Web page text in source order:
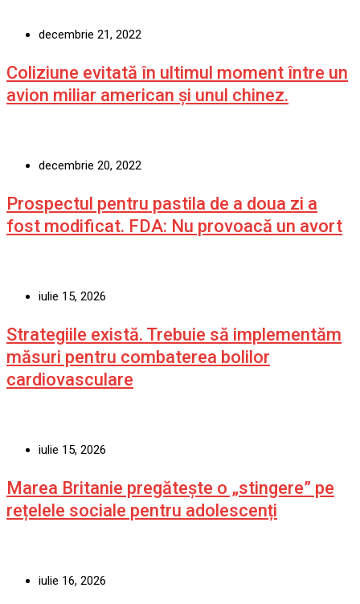
decembrie 21, 2022
Coliziune evitată în ultimul moment între un
avion miliar american şi unul chinez.
decembrie 20, 2022
Prospectul pentru pastila de a doua zi a
fost modificat. FDA: Nu provoacă un avort
iulie 15, 2026
Strategiile există. Trebuie să implementăm
măsuri pentru combaterea bolilor
cardiovasculare
iulie 15, 2026
Marea Britanie pregătește o „stingere” pe
rețelele sociale pentru adolescenți
iulie 16, 2026